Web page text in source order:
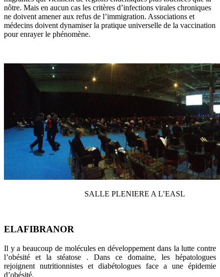
nôtre. Mais en aucun cas les critères d’infections virales chroniques
ne doivent amener aux refus de l’immigration. Associations et
médecins doivent dynamiser la pratique universelle de la vaccination
pour enrayer le phénomène.
SALLE PLENIERE A L’EASL
ELAFIBRANOR
Il y a beaucoup de molécules en développement dans la lutte contre
l’obésité et la stéatose . Dans ce domaine, les hépatologues
rejoignent nutritionnistes et diabétologues face a une épidemie
d’obésité.